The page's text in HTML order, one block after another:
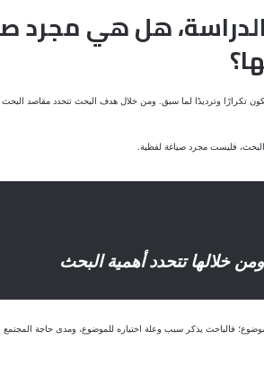
الدراسة، هل هي
وترديدًا لما سبق. ومن خلال هدف البحث تتحدد مقاصد البحث
فليست مجرد صياغة لفظية.
خلالها تتحدد أهمية البحث
فالباحث يذكر سبب وعلة اختياره للموضوع، ومدى حاجة المجتمع